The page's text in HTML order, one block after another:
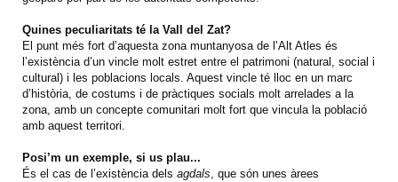
Quines peculiaritats té la Vall del Zat?
El punt més fort d’aquesta zona muntanyosa de l’Alt Atles és
l’existència d’un vincle molt estret entre el patrimoni (natural, social i
cultural) i les poblacions locals. Aquest vincle té lloc en un marc
d’història, de costums i de pràctiques socials molt arrelades a la
zona, amb un concepte comunitari molt fort que vincula la població
amb aquest territori.
Posi’m un exemple, si us plau...
És el cas de l’existència dels agdals, que són unes àrees